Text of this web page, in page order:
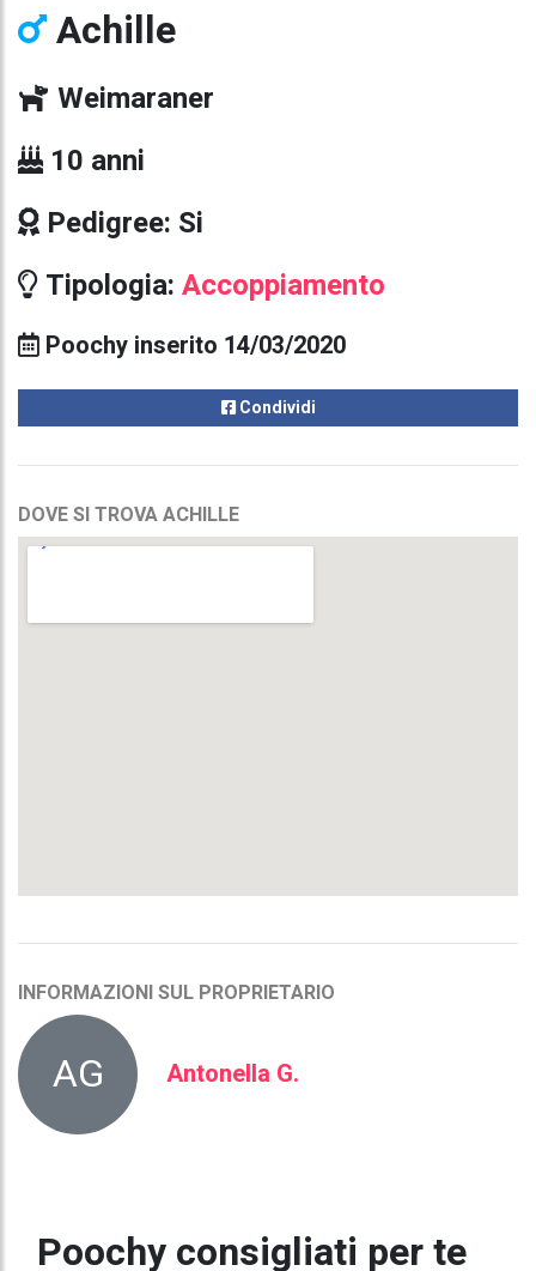
Achille
Weimaraner
10 anni
Pedigree: Si
Tipologia: Accoppiamento
Poochy inserito 14/03/2020
Condividi
DOVE SI TROVA ACHILLE
INFORMAZIONI SUL PROPRIETARIO
AG Antonella G.
Poochy consigliati per te